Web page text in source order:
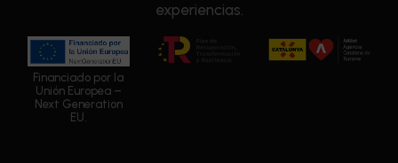
experiencias.
Financiado por la
Unión Europea –
Next Generation
EU.